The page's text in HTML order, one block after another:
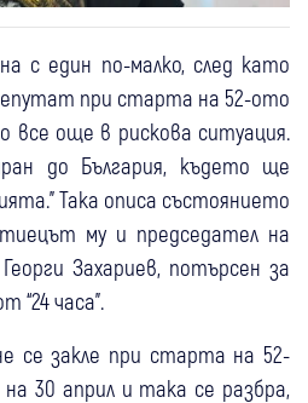
с един по-малко, след като
при старта на 52-ото
все още в рискова ситуация.
до България, където ще
Така описа състоянието
му и председател на
Георги Захариев, потърсен за
“24 часа”.
се закле при старта на 52-
30 април и така се разбра,